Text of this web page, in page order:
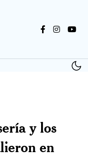
y los
en